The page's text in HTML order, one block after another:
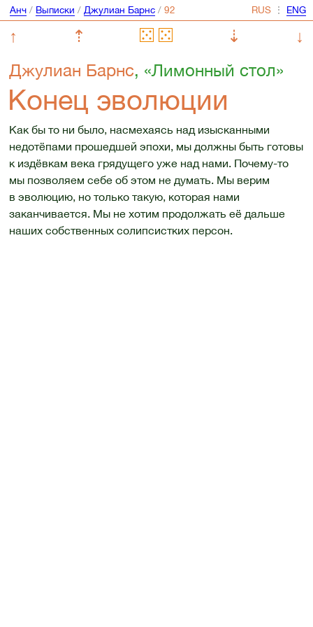
Анч/ Выписки / Джулиан Барнс/ ⋮
↑ ⇡ ⇣
↓
Джулиан Барнс, «Лимонный стол»
Конец эволюции
Как бы то ни было, насмехаясь над изысканными
недотёпами прошедшей эпохи, мы должны быть готовы
к издёвкам века грядущего уже над нами. Почему-то
мы позволяем себе об этом не думать. Мы верим
в эволюцию, но только такую, которая нами
заканчивается. Мы не хотим продолжать её дальше
наших собственных солипсистких персон.